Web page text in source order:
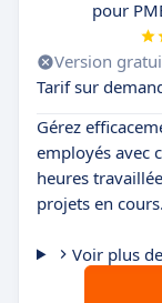
pour
Version
Tarif sur
Gérez
employés avec
heures
projets en cours.
Voir plus